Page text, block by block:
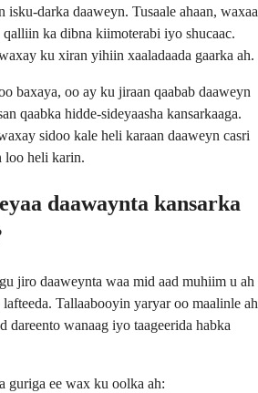
isku-darka daaweyn. Tusaale ahaan, waxaa
qalliin ka dibna kiimoterabi iyo shucaac.
ku xiran yihiin xaaladaada gaarka ah.
baxaya, oo ay ku jiraan qaabab daaweyn
qaabka hidde-sideyaasha kansarkaaga.
sidoo kale heli karaan daaweyn casri
loo heli karin.
daawaynta kansarka
jiro daaweynta waa mid aad muhiim u ah
Tallaabooyin yaryar oo maalinle ah
dareento wanaag iyo taageerida habka
guriga ee wax ku oolka ah: